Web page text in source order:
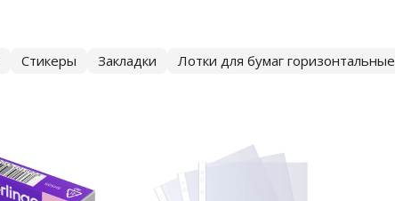
Стикеры Закладки Лотки для бумаг горизонтальные